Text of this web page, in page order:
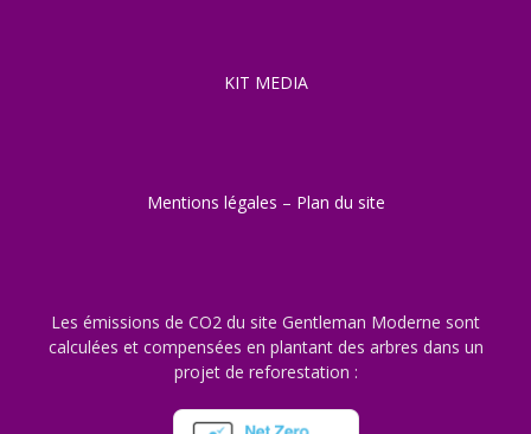
KIT MEDIA
Mentions légales – Plan du site
Les émissions de CO2 du site Gentleman Moderne sont
calculées et compensées en plantant des arbres dans un
projet de reforestation :